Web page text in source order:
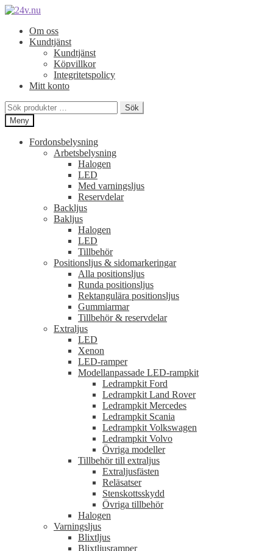
Hoppa
navigering
Hoppa
innehållOm oss
Kundtjänst
Kundtjänst
Köpvillkor
Integritetspolicy
Mitt konto
Sök
efter:
Sök
Meny
Fordonsbelysning
Arbetsbelysning
Halogen
LED
Med varningsljus
Reservdelar
Backljus
Bakljus
Halogen
LED
Tillbehör
Positionsljus & sidomarkeringar
Alla positionsljus
Runda positionsljus
Rektangulära positionsljus
Gummiarmar
Tillbehör & reservdelar
Extraljus
LED
Xenon
LED-ramper
Modellanpassade LED-rampkit
Ledrampkit Ford
Ledrampkit Land Rover
Ledrampkit Mercedes
Ledrampkit Scania
Ledrampkit Volkswagen
Ledrampkit Volvo
Övriga modeller
Tillbehör till extraljus
Extraljusfästen
Reläsatser
Stenskottsskydd
Övriga tillbehör
Halogen
Varningsljus
Blixtljus
Blixtljusramper